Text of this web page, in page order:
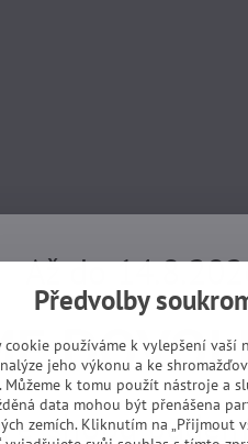
Předvolby
cookie používáme k vylepšení vaší
jeho výkonu a ke
Můžeme k tomu použít nástroje a
data mohou být přenášena
zemích. Kliknutím na „Přijmout
Až do
e-shopu